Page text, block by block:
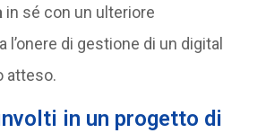
in sé con un ulteriore
di gestione di un digital
atteso.
in un progetto di